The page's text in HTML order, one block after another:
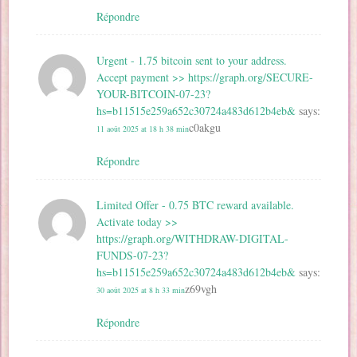
Répondre
Urgent - 1.75 bitcoin sent to your address.
Accept payment >> https://graph.org/SECURE-
YOUR-BITCOIN-07-23?
hs=b11515e259a652c30724a483d612b4eb& says:
11 août 2025 at 18 h 38 minc0akgu
Répondre
Limited Offer - 0.75 BTC reward available.
Activate today >>
https://graph.org/WITHDRAW-DIGITAL-
FUNDS-07-23?
hs=b11515e259a652c30724a483d612b4eb& says:
30 août 2025 at 8 h 33 minz69vgh
Répondre